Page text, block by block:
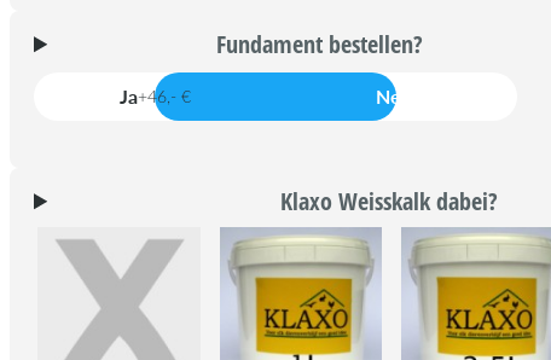
Fundament bestellen?
Ja+46,- € Nein
Klaxo Weisskalk dabei?